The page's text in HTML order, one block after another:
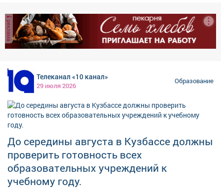
других школах, из-за чего их учебные часы сокращены
и они не получают должного образования, –
заявляется в публикации. В администрации Кемерова
ответили: завершить капитальный ремонт школы
затянувшемся капремонте школы поднимался также
и осенью прошлого года.
реклама
Телеканал «10 канал»
29 июля 2026
Образование
До середины августа в Кузбассе должны
проверить готовность всех
образовательных учреждений к
учебному году.